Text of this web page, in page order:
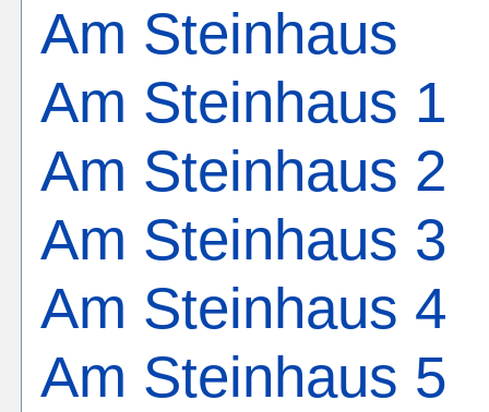
Am Steinhaus
Am Steinhaus 1
Am Steinhaus 2
Am Steinhaus 3
Am Steinhaus 4
Am Steinhaus 5